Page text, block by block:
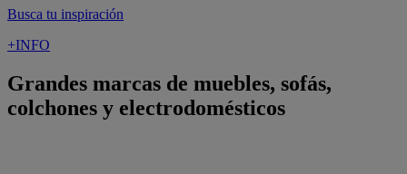
Busca tu inspiración
+INFO
Grandes marcas de muebles, sofás,
colchones y electrodomésticos